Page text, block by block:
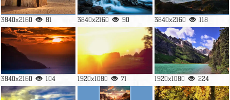
3840x2160 81 3840x2160 90 3840x2160 118
3840x2160 104 1920x1080 71 1920x1080 224